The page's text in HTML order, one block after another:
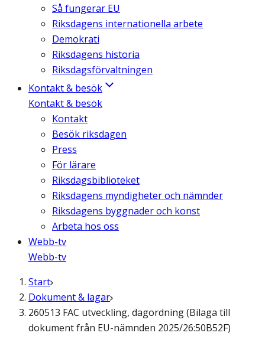
Så fungerar EU
Riksdagens internationella arbete
Demokrati
Riksdagens historia
Riksdagsförvaltningen
Kontakt & besök
Kontakt & besök
Kontakt
Besök riksdagen
Press
För lärare
Riksdagsbiblioteket
Riksdagens myndigheter och nämnder
Riksdagens byggnader och konst
Arbeta hos oss
Webb-tv
Webb-tv
Start
Dokument & lagar
260513 FAC utveckling, dagordning (Bilaga till
dokument från EU-nämnden 2025/26:50B52F)